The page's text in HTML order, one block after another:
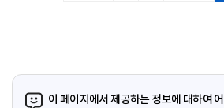
이 페이지에서 제공하는 정보에 대하여